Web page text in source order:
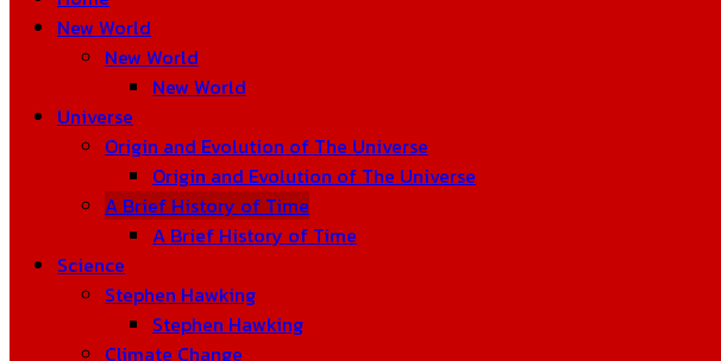
New World
New World
New World
Universe
Origin and Evolution of The Universe
Origin and Evolution of The Universe
A Brief History of Time
A Brief History of Time
Science
Stephen Hawking
Stephen Hawking
Climate Change